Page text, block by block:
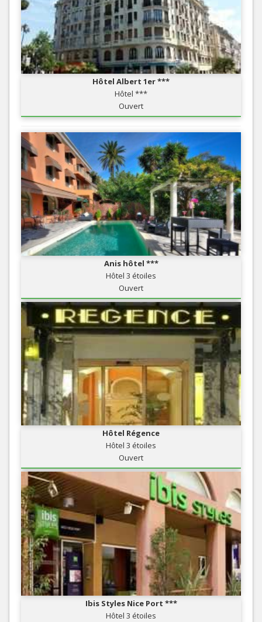
Hôtel Albert 1er ***
Hôtel ***
Ouvert
Anis hôtel ***
Hôtel 3 étoiles
Ouvert
Hôtel Régence
Hôtel 3 étoiles
Ouvert
Ibis Styles Nice Port ***
Hôtel 3 étoiles